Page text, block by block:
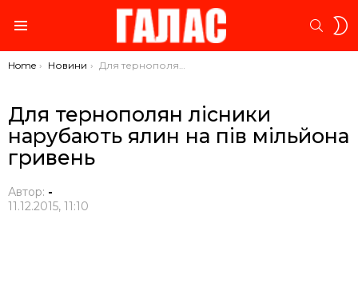
You are here:
Home Новини Для тернополян лісники нарубають ялин на пів мільйона гривень
Для тернополян лісники
нарубають ялин на пів мільйона
гривень
Автор: -
11.12.2015, 11:10